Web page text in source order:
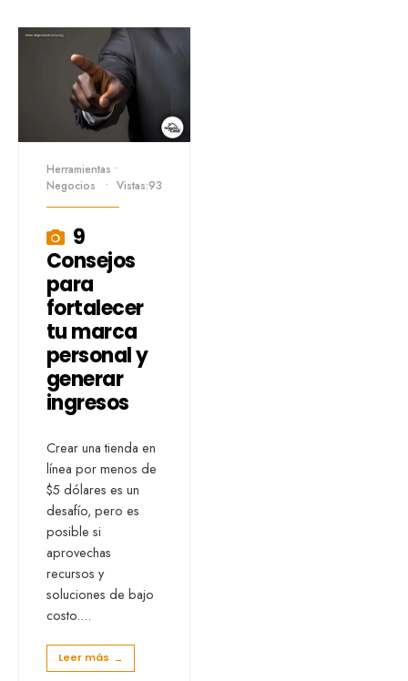
Herramientas •
Negocios
• Vistas:93
9
Consejos
para
fortalecer
tu marca
personal y
generar
ingresos
Crear una tienda en
línea por menos de
$5 dólares es un
desafío, pero es
posible si
aprovechas
recursos y
soluciones de bajo
costo....
Leer más →